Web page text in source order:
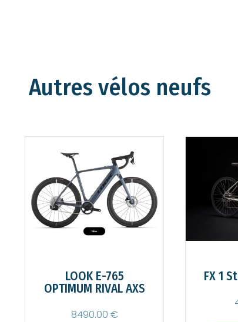
Autres vélos neufs
LOOK E-765
OPTIMUM RIVAL AXS
8490.00 €
FX 1